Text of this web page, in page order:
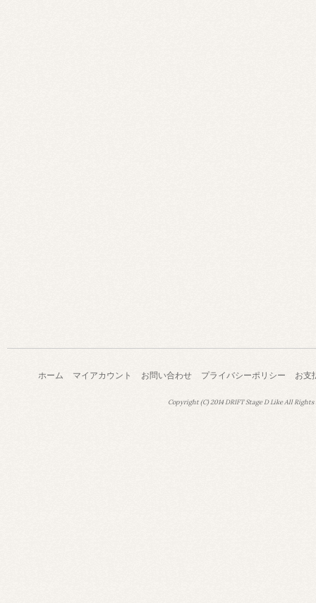
ホーム マイアカウント お問い合わせ プライバシーポリシー お支
Copyright (C) 2014 DRIFT Stage D Like All